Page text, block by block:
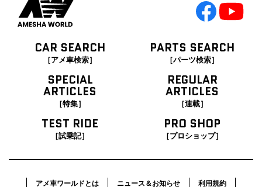
CAR SEARCH
［アメ車検索］
PARTS SEARCH
［パーツ検索］
SPECIAL
ARTICLES
［特集］
REGULAR
ARTICLES
［連載］
TEST RIDE
［試乗記］
PRO SHOP
［プロショップ］
アメ車ワールドとは ニュース＆お知らせ 利用規約